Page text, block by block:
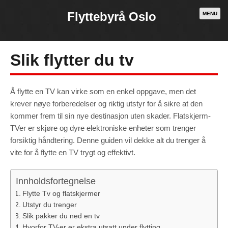
MENU
Flyttebyrå Oslo
Slik flytter du tv
Å flytte en TV kan virke som en enkel oppgave, men det
krever nøye forberedelser og riktig utstyr for å sikre at den
kommer frem til sin nye destinasjon uten skader. Flatskjerm-
TVer er skjøre og dyre elektroniske enheter som trenger
forsiktig håndtering. Denne guiden vil dekke alt du trenger å
vite for å flytte en TV trygt og effektivt.
Innholdsfortegnelse
Flytte Tv og flatskjermer
Utstyr du trenger
Slik pakker du ned en tv
Necessary
These
cookies are
not
optional.
They are
needed for
the website